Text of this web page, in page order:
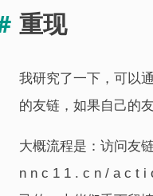
重现
我研究了一下，可以
的友链，如果自己的
大概流程是：访问友
n n c 1 1 . c n / a c t i